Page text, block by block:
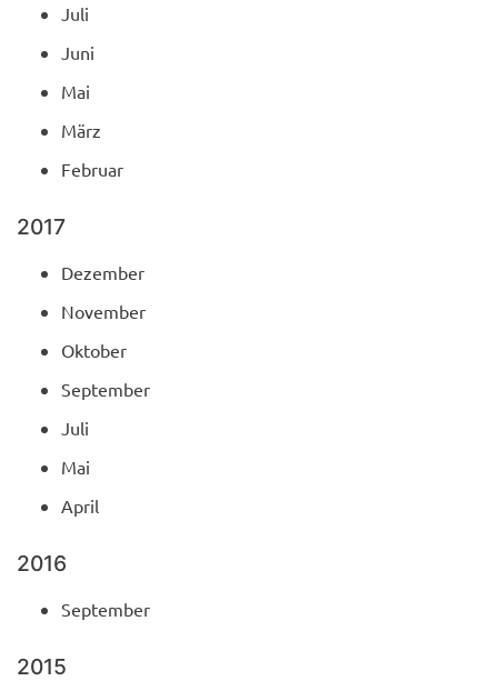
Juli
Juni
Mai
März
Februar
2017
Dezember
November
Oktober
September
Juli
Mai
April
2016
September
2015